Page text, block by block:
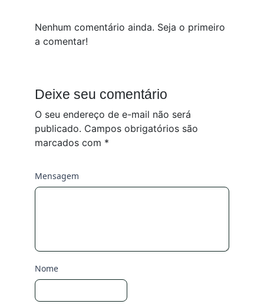
Nenhum comentário ainda. Seja o primeiro
a comentar!
Deixe seu comentário
O seu endereço de e-mail não será
publicado. Campos obrigatórios são
marcados com *
Mensagem
Nome